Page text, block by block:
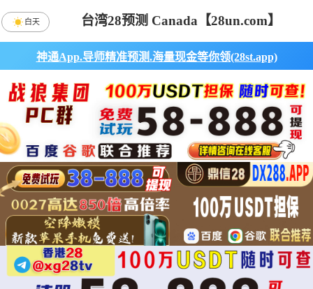
台湾28预测 Canada【28un.com】
白天